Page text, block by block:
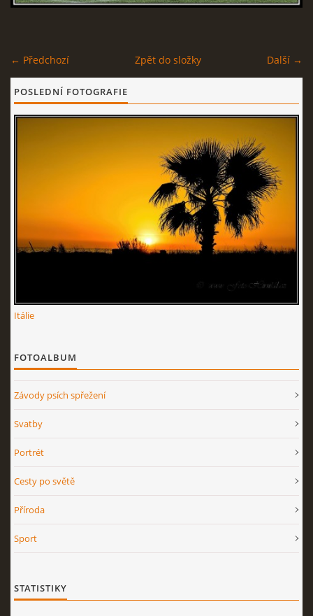
← Předchozí Další →
Zpět do složky
POSLEDNÍ FOTOGRAFIE
Itálie
FOTOALBUM
Závody psích spřežení
Svatby
Portrét
Cesty po světě
Příroda
Sport
STATISTIKY